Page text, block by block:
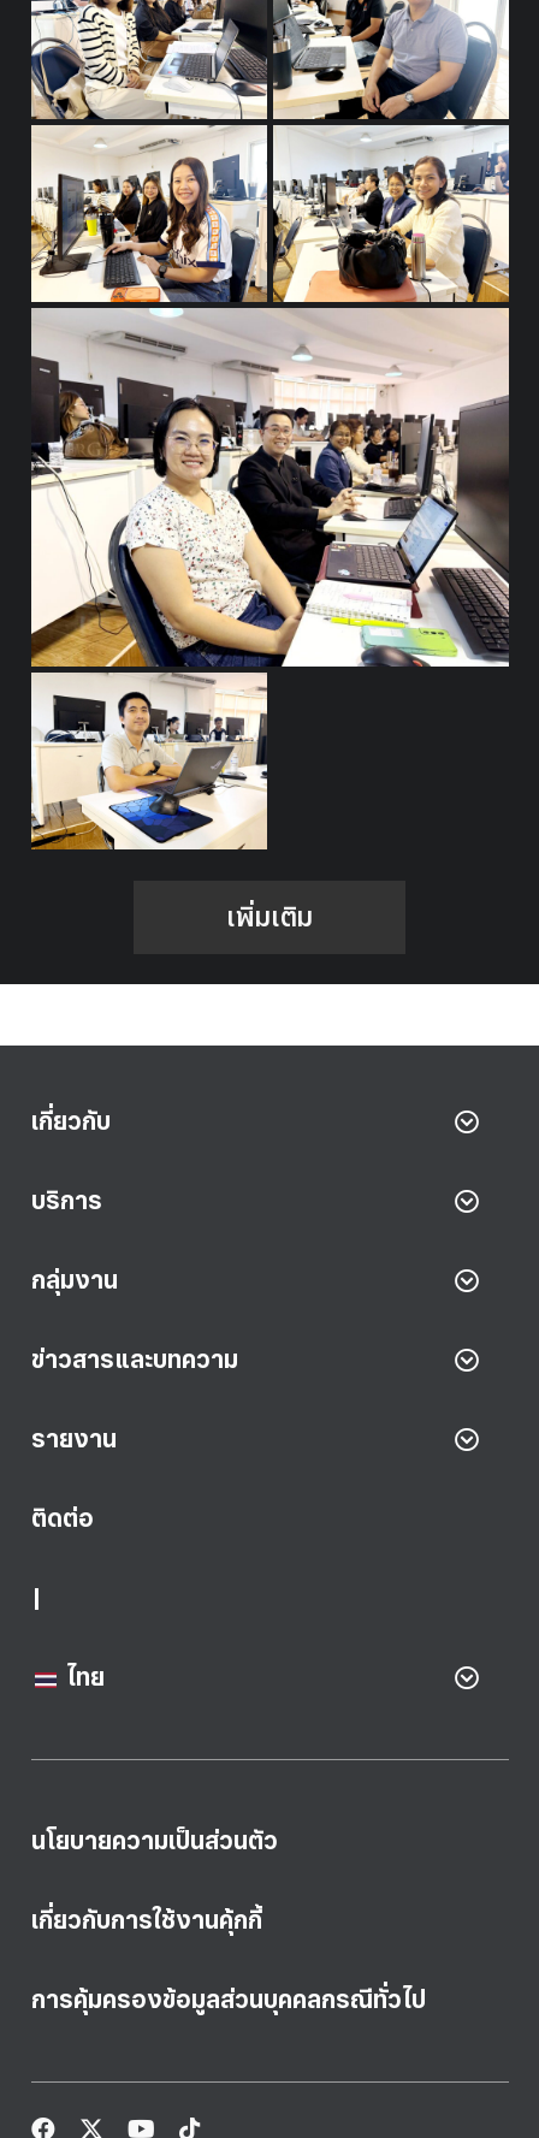
เพิ่มเติม
เกี่ยวกับ
บริการ
กลุ่มงาน
ข่าวสารและบทความ
รายงาน
ติดต่อ
|
ไทย
นโยบายความเป็นส่วนตัว
เกี่ยวกับการใช้งานคุ้กกี้
การคุ้มครองข้อมูลส่วนบุคคลกรณีทั่วไป